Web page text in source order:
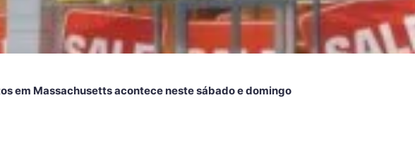
em Massachusetts acontece neste sábado e domingo